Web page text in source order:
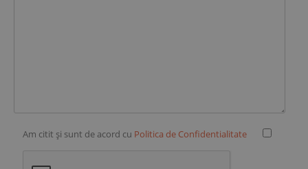
Am citit şi sunt de acord cu Politica de Confidentialitate